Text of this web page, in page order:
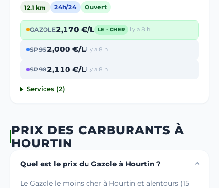
12.1 km 24h/24 Ouvert
GAZOLE2,170 €/L LE - CHER il y a 8 h
SP952,000 €/Lil y a 8 h
SP982,110 €/Lil y a 8 h
Services (2)
PRIX DES CARBURANTS À
HOURTIN
Quel est le prix du Gazole à Hourtin ?
Le Gazole le moins cher à Hourtin et alentours (15